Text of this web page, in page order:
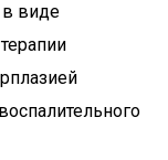
в виде